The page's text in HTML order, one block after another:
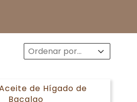
Sort
Sort content
Sort content